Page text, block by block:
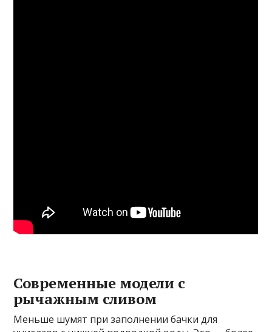
Современные модели с
рычажным сливом
Меньше шумят при заполнении бачки для